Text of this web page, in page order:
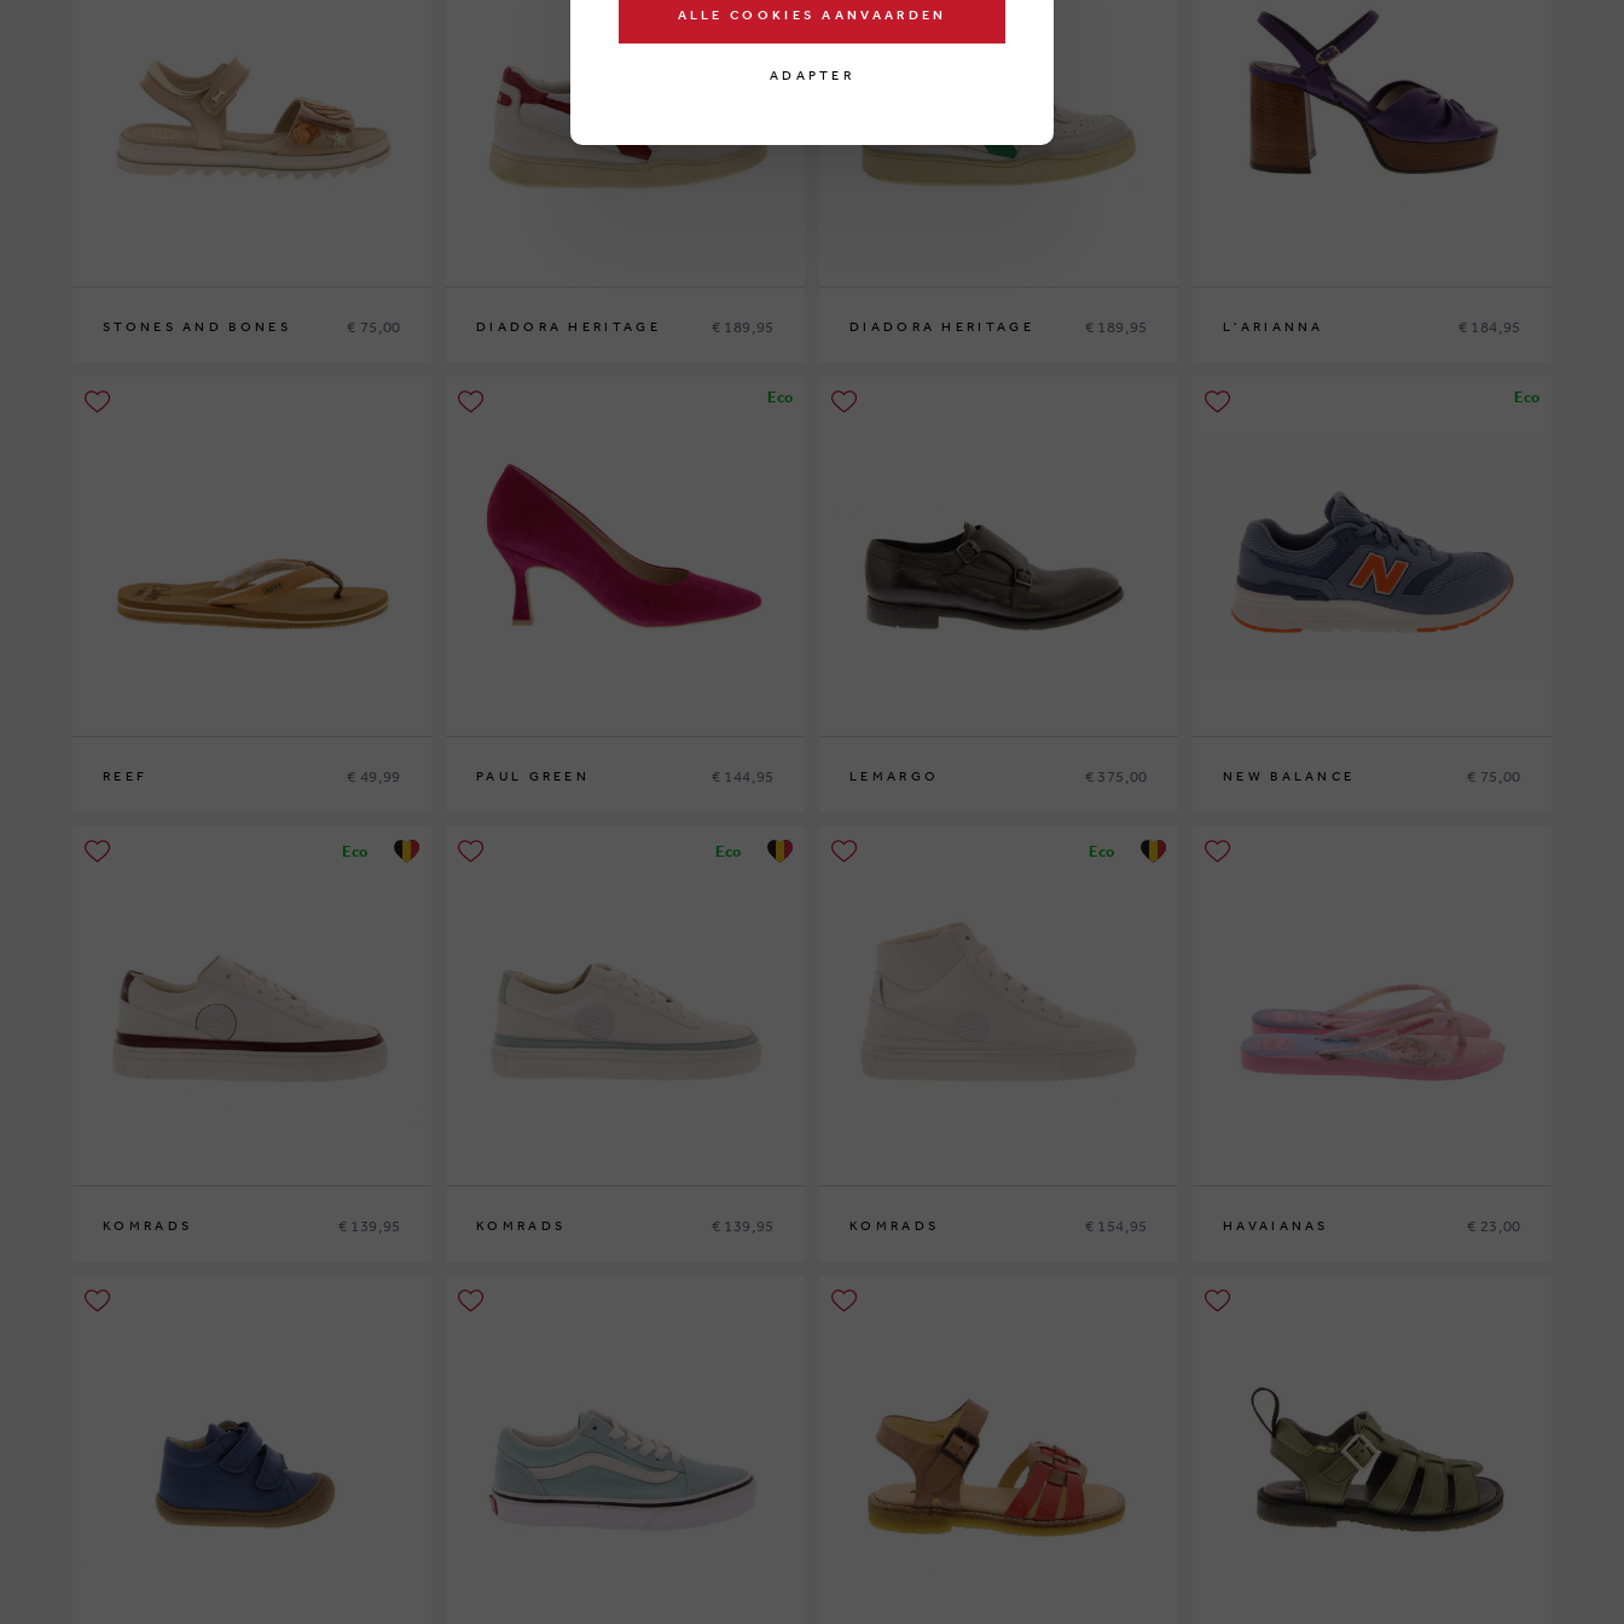
STONES AND BONES € 75,00 DIADORA HERITAGE € 189,95 DIADORA HERITAGE € 189,95 L'ARIANNA € 184,95
REEF € 49,99
Eco
PAUL GREEN € 144,95 LEMARGO € 375,00
Eco
NEW BALANCE € 75,00
Eco
KOMRADS € 139,95
Eco
KOMRADS € 139,95
Eco
KOMRADS € 154,95 HAVAIANAS € 23,00
ALLE COOKIES AANVAARDEN
ADAPTER